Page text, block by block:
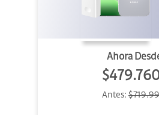
Ahora
Antes: